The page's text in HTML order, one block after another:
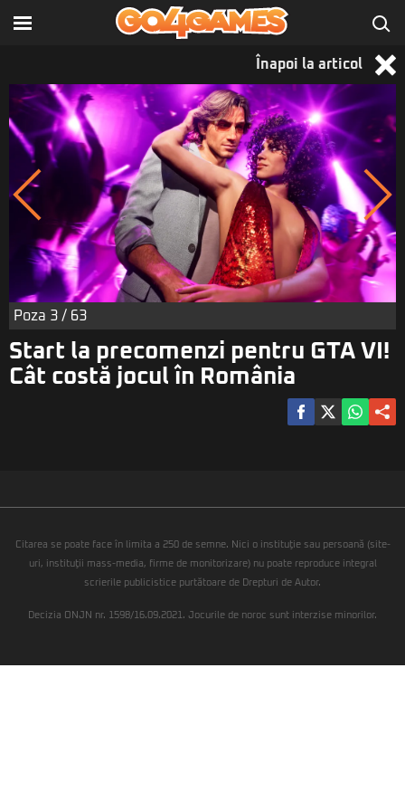
Înapoi la articol
Poza 3 / 63
Start la precomenzi pentru GTA VI!
Cât costă jocul în România
Citarea se poate face în limita a 250 de semne. Nici o instituţie sau persoană (site-
uri, instituţii mass-media, firme de monitorizare) nu poate reproduce integral
scrierile publicistice purtătoare de Drepturi de Autor.
Decizia ONJN nr. 1598/16.09.2021. Jocurile de noroc sunt interzise minorilor.